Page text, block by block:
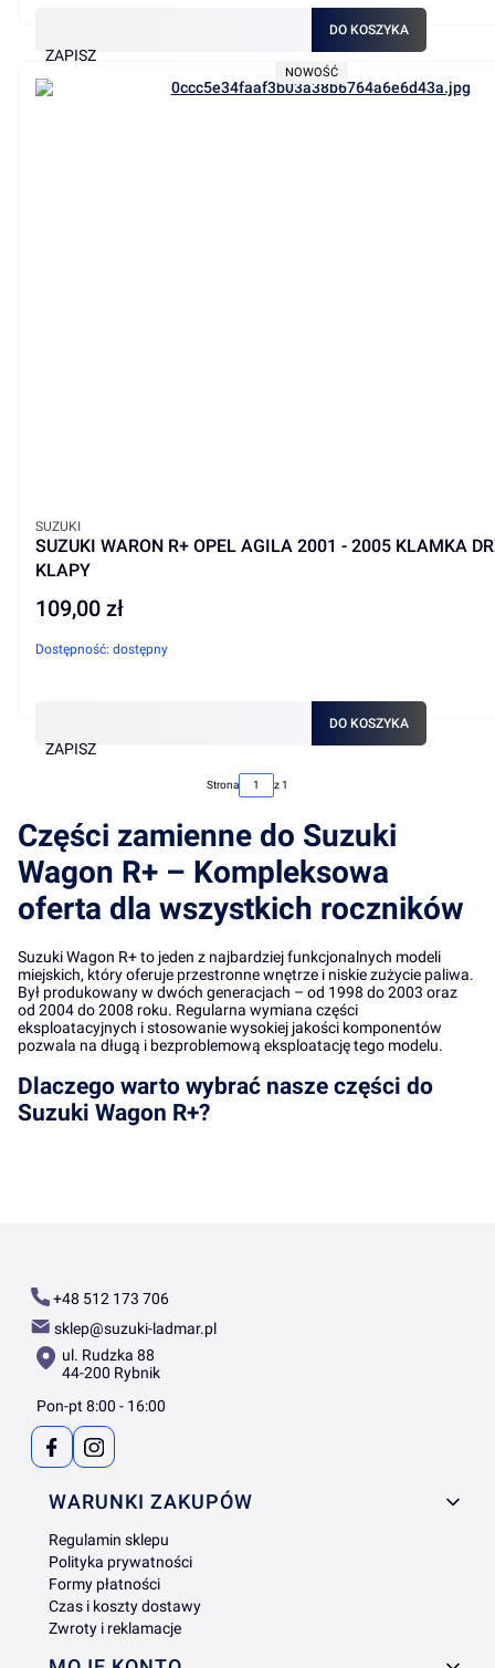
ZAPISZ
DO KOSZYKA
NOWOŚĆ
SUZUKI WARON R+ OPEL AGILA 2001 - 2005 KLAMKA
KLAPY
PRODUCENT
SUZUKI
Cena
109,00 zł
Dostępność: dostępny
ZAPISZ
DO KOSZYKA
Strona z 1
Części zamienne do Suzuki
Wagon R+ – Kompleksowa
oferta dla wszystkich roczników
Suzuki Wagon R+ to jeden z najbardziej funkcjonalnych modeli
miejskich, który oferuje przestronne wnętrze i niskie zużycie paliwa.
Był produkowany w dwóch generacjach – od 1998 do 2003 oraz
od 2004 do 2008 roku. Regularna wymiana części
eksploatacyjnych i stosowanie wysokiej jakości komponentów
pozwala na długą i bezproblemową eksploatację tego modelu.
Dlaczego warto wybrać nasze części do
Suzuki Wagon R+?
+48 512 173 706
sklep@suzuki-ladmar.pl
ul. Rudzka 88
44-200 Rybnik
Pon-pt 8:00 - 16:00
Linki w stopce
WARUNKI ZAKUPÓW
Regulamin sklepu
Polityka prywatności
Formy płatności
Czas i koszty dostawy
Zwroty i reklamacje